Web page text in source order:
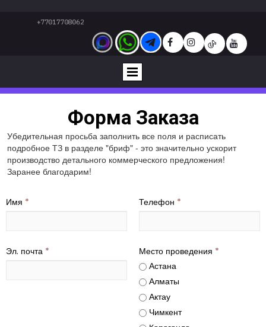
+77017708062
     
Форма Заказа
Убедительная просьба заполнить все поля и расписать
подробное ТЗ в разделе "бриф" - это значительно ускорит
производство детального коммерческого предложения!
Заранее благодарим!
Имя * Телефон *
Эл. почта * Место проведения *
Астана
Алматы
Актау
Чимкент